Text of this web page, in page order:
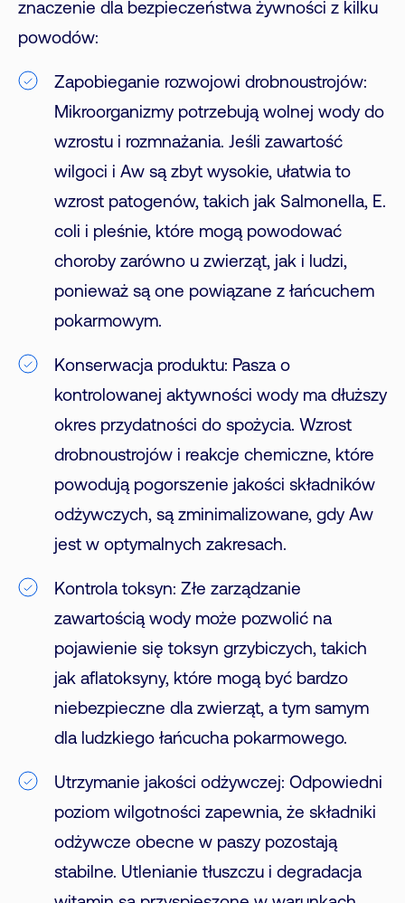
znaczenie dla bezpieczeństwa żywności z kilku
powodów:
Zapobieganie rozwojowi drobnoustrojów:
Mikroorganizmy potrzebują wolnej wody do
wzrostu i rozmnażania. Jeśli zawartość
wilgoci i Aw są zbyt wysokie, ułatwia to
wzrost patogenów, takich jak Salmonella, E.
coli i pleśnie, które mogą powodować
choroby zarówno u zwierząt, jak i ludzi,
ponieważ są one powiązane z łańcuchem
pokarmowym.
Konserwacja produktu: Pasza o
kontrolowanej aktywności wody ma dłuższy
okres przydatności do spożycia. Wzrost
drobnoustrojów i reakcje chemiczne, które
powodują pogorszenie jakości składników
odżywczych, są zminimalizowane, gdy Aw
jest w optymalnych zakresach.
Kontrola toksyn: Złe zarządzanie
zawartością wody może pozwolić na
pojawienie się toksyn grzybiczych, takich
jak aflatoksyny, które mogą być bardzo
niebezpieczne dla zwierząt, a tym samym
dla ludzkiego łańcucha pokarmowego.
Utrzymanie jakości odżywczej: Odpowiedni
poziom wilgotności zapewnia, że składniki
odżywcze obecne w paszy pozostają
stabilne. Utlenianie tłuszczu i degradacja